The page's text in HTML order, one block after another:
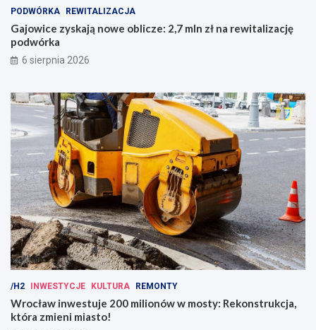
PODWÓRKA REWITALIZACJA
Gajowice zyskają nowe oblicze: 2,7 mln zł na rewitalizację
podwórka
6 sierpnia 2026
/H2 INWESTYCJE KULTURA REMONTY
Wrocław inwestuje 200 milionów w mosty: Rekonstrukcja,
która zmieni miasto!